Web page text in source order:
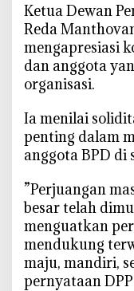
‎Ketua Dewan
Reda
mengapresiasi
dan anggota
organisasi.
‎Ia menilai
penting dalam
anggota BPD di
‎”Perjuangan
besar telah
menguatkan
mendukung
maju, mandiri,
pernyataan